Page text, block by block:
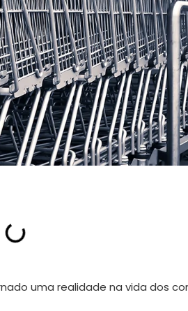
uma realidade na vida dos